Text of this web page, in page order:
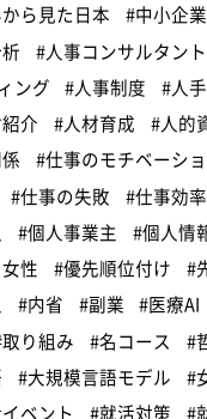
ら見た日本 #中小企業
#人事コンサルタント
ング
#人事制度
#人
介 #人材育成
#人的
#仕事のモチベーシ
#仕事の失敗 #仕事効率
#個人事業主
#個人情
性 #優先順位付け
#
#内省 #副業 #医療AI
り組み #名コース #
#大規模言語モデル #
ベント #就活対策
#